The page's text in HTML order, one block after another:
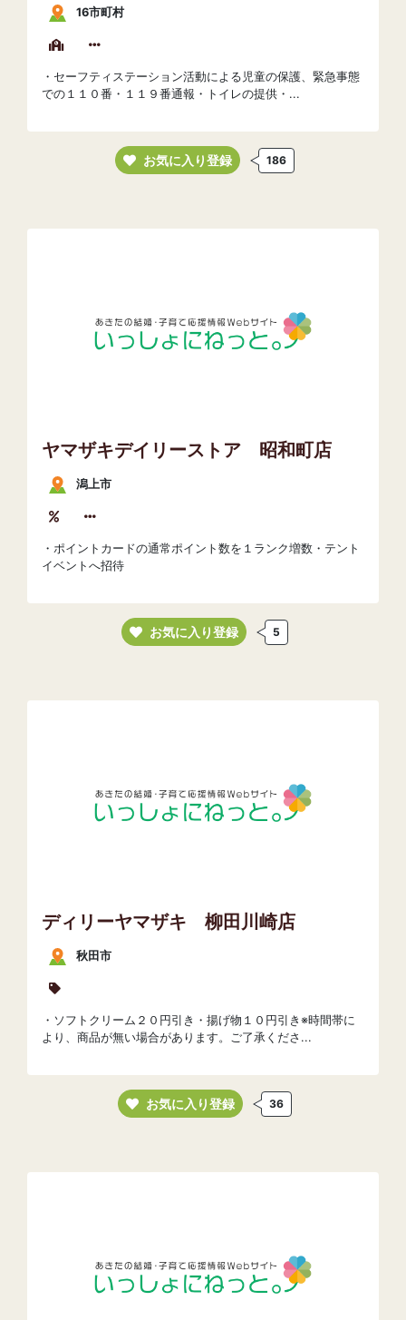
16市町村
・セーフティステーション活動による児童の保護、緊急事態
での１１０番・１１９番通報・トイレの提供・...
お気に入り登録 186
ヤマザキデイリーストア 昭和町店
潟上市
・ポイントカードの通常ポイント数を１ランク増数・テント
イベントへ招待
お気に入り登録 5
ディリーヤマザキ 柳田川崎店
秋田市
・ソフトクリーム２０円引き・揚げ物１０円引き※時間帯に
より、商品が無い場合があります。ご了承くださ...
お気に入り登録 36